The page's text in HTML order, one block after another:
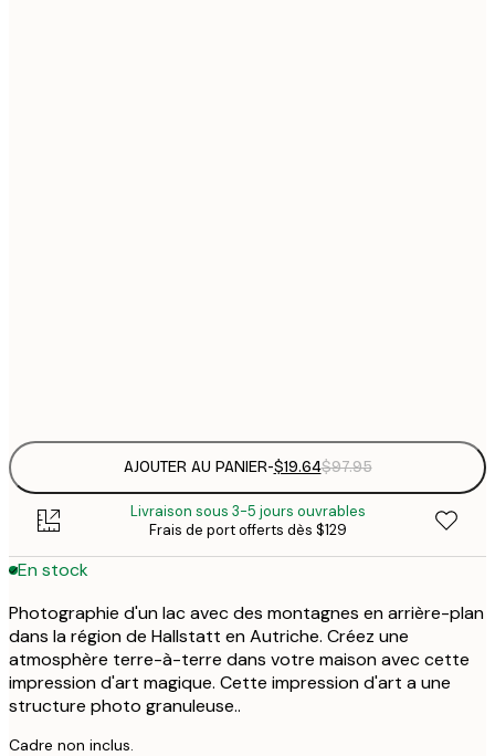
AJOUTER AU PANIER-$19.64$97.95
Livraison sous 3-5 jours ouvrables
Frais de port offerts dès $129
En stock
Photographie d'un lac avec des montagnes en arrière-plan
dans la région de Hallstatt en Autriche. Créez une
atmosphère terre-à-terre dans votre maison avec cette
impression d'art magique. Cette impression d'art a une
structure photo granuleuse..
Cadre non inclus.